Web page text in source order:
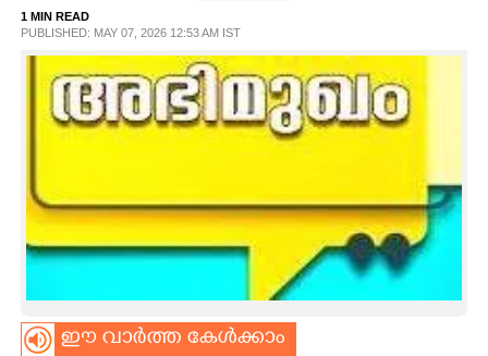
PHOTOS
LIFESTYLE
INFO+
ASTRO
1 MIN READ
PUBLISHED: MAY 07, 2026 12:53 AM IST
ഈ വാർത്ത കേൾക്കാം